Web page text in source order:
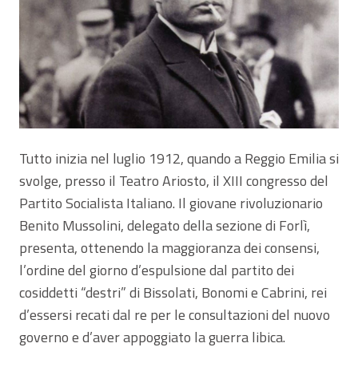
Tutto inizia nel luglio 1912, quando a Reggio Emilia si
svolge, presso il Teatro Ariosto, il XIII congresso del
Partito Socialista Italiano. Il giovane rivoluzionario
Benito Mussolini, delegato della sezione di Forlì,
presenta, ottenendo la maggioranza dei consensi,
l’ordine del giorno d’espulsione dal partito dei
cosiddetti “destri” di Bissolati, Bonomi e Cabrini, rei
d’essersi recati dal re per le consultazioni del nuovo
governo e d’aver appoggiato la guerra libica.